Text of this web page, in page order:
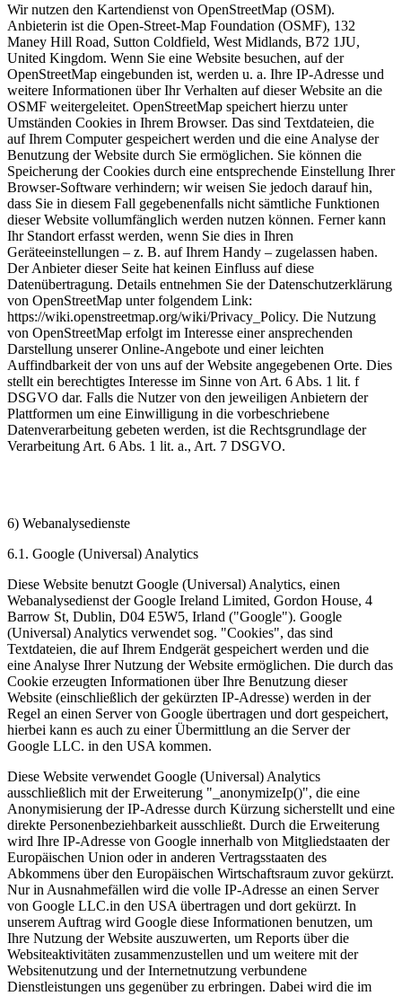
Wir nutzen den Kartendienst von OpenStreetMap (OSM).
Anbieterin ist die Open-Street-Map Foundation (OSMF), 132
Maney Hill Road, Sutton Coldfield, West Midlands, B72 1JU,
United Kingdom. Wenn Sie eine Website besuchen, auf der
OpenStreetMap eingebunden ist, werden u. a. Ihre IP-Adresse und
weitere Informationen über Ihr Verhalten auf dieser Website an die
OSMF weitergeleitet. OpenStreetMap speichert hierzu unter
Umständen Cookies in Ihrem Browser. Das sind Textdateien, die
auf Ihrem Computer gespeichert werden und die eine Analyse der
Benutzung der Website durch Sie ermöglichen. Sie können die
Speicherung der Cookies durch eine entsprechende Einstellung Ihrer
Browser-Software verhindern; wir weisen Sie jedoch darauf hin,
dass Sie in diesem Fall gegebenenfalls nicht sämtliche Funktionen
dieser Website vollumfänglich werden nutzen können. Ferner kann
Ihr Standort erfasst werden, wenn Sie dies in Ihren
Geräteeinstellungen – z. B. auf Ihrem Handy – zugelassen haben.
Der Anbieter dieser Seite hat keinen Einfluss auf diese
Datenübertragung. Details entnehmen Sie der Datenschutzerklärung
von OpenStreetMap unter folgendem Link:
https://wiki.openstreetmap.org/wiki/Privacy_Policy. Die Nutzung
von OpenStreetMap erfolgt im Interesse einer ansprechenden
Darstellung unserer Online-Angebote und einer leichten
Auffindbarkeit der von uns auf der Website angegebenen Orte. Dies
stellt ein berechtigtes Interesse im Sinne von Art. 6 Abs. 1 lit. f
DSGVO dar. Falls die Nutzer von den jeweiligen Anbietern der
Plattformen um eine Einwilligung in die vorbeschriebene
Datenverarbeitung gebeten werden, ist die Rechtsgrundlage der
Verarbeitung Art. 6 Abs. 1 lit. a., Art. 7 DSGVO.
6) Webanalysedienste
6.1. Google (Universal) Analytics
Diese Website benutzt Google (Universal) Analytics, einen
Webanalysedienst der Google Ireland Limited, Gordon House, 4
Barrow St, Dublin, D04 E5W5, Irland ("Google"). Google
(Universal) Analytics verwendet sog. "Cookies", das sind
Textdateien, die auf Ihrem Endgerät gespeichert werden und die
eine Analyse Ihrer Nutzung der Website ermöglichen. Die durch das
Cookie erzeugten Informationen über Ihre Benutzung dieser
Website (einschließlich der gekürzten IP-Adresse) werden in der
Regel an einen Server von Google übertragen und dort gespeichert,
hierbei kann es auch zu einer Übermittlung an die Server der
Google LLC. in den USA kommen.
Diese Website verwendet Google (Universal) Analytics
ausschließlich mit der Erweiterung "_anonymizeIp()", die eine
Anonymisierung der IP-Adresse durch Kürzung sicherstellt und eine
direkte Personenbeziehbarkeit ausschließt. Durch die Erweiterung
wird Ihre IP-Adresse von Google innerhalb von Mitgliedstaaten der
Europäischen Union oder in anderen Vertragsstaaten des
Abkommens über den Europäischen Wirtschaftsraum zuvor gekürzt.
Nur in Ausnahmefällen wird die volle IP-Adresse an einen Server
von Google LLC.in den USA übertragen und dort gekürzt. In
unserem Auftrag wird Google diese Informationen benutzen, um
Ihre Nutzung der Website auszuwerten, um Reports über die
Websiteaktivitäten zusammenzustellen und um weitere mit der
Websitenutzung und der Internetnutzung verbundene
Dienstleistungen uns gegenüber zu erbringen. Dabei wird die im